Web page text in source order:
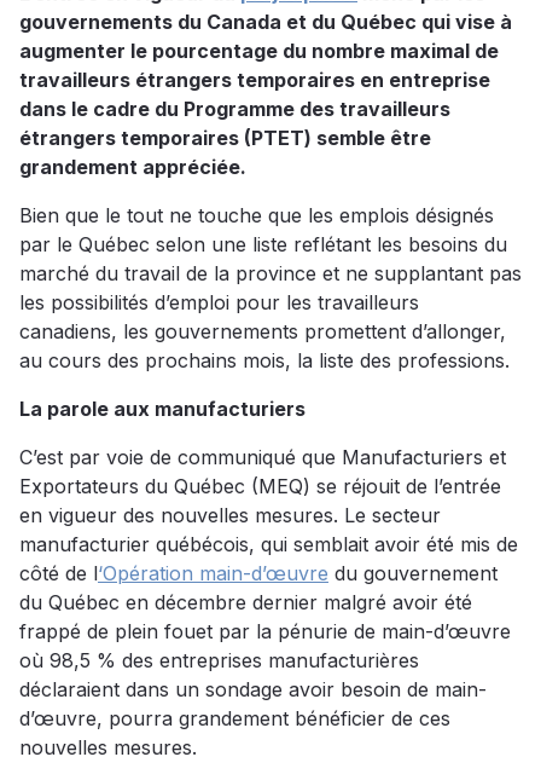
gouvernements du Canada et du Québec qui vise à
augmenter le pourcentage du nombre maximal de
travailleurs étrangers temporaires en entreprise
dans le cadre du Programme des travailleurs
étrangers temporaires (PTET) semble être
grandement appréciée.
Bien que le tout ne touche que les emplois désignés
par le Québec selon une liste reflétant les besoins du
marché du travail de la province et ne supplantant pas
les possibilités d’emploi pour les travailleurs
canadiens, les gouvernements promettent d’allonger,
au cours des prochains mois, la liste des professions.
La parole aux manufacturiers
C’est par voie de communiqué que Manufacturiers et
Exportateurs du Québec (MEQ) se réjouit de l’entrée
en vigueur des nouvelles mesures. Le secteur
manufacturier québécois, qui semblait avoir été mis de
côté de l‘Opération main-d’œuvre du gouvernement
du Québec en décembre dernier malgré avoir été
frappé de plein fouet par la pénurie de main-d’œuvre
où 98,5 % des entreprises manufacturières
déclaraient dans un sondage avoir besoin de main-
d’œuvre, pourra grandement bénéficier de ces
nouvelles mesures.